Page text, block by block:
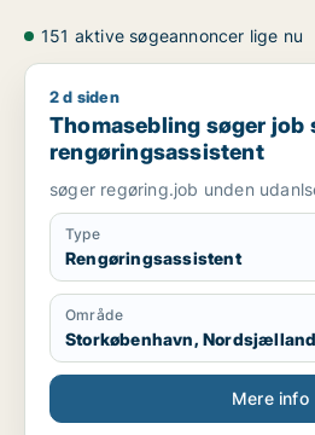
151 aktive søgeannoncer lige nu
Thomasebling søger job som
2 d siden
Thomasebling søger job
rengøringsassistent
søger regøring.job unden
Type
Rengøringsassistent
Område
Storkøbenhavn, Nordsjælland
Mere info